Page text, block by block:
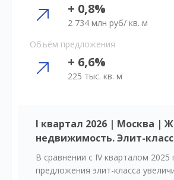
+ 0,8%
2 734 млн руб/ кв. м
Объём предложения
+ 6,6%
225 тыс. кв. м
I квартал 2026 | Москва |
недвижимость. Элит-класс
В сравнении с IV кварталом 2025
предложения элит-класса